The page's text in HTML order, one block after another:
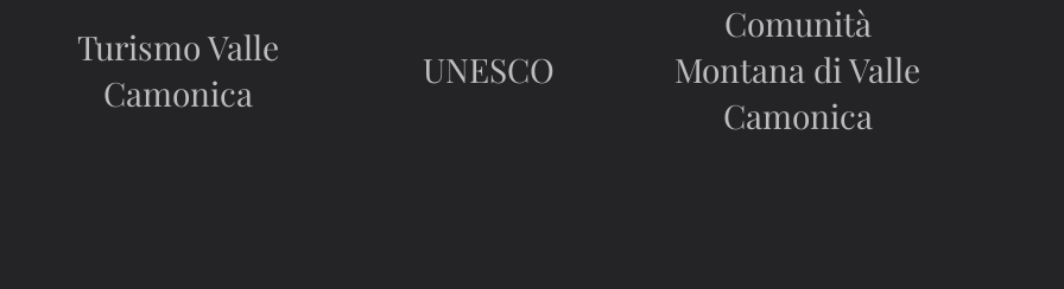
Turismo Valle
Camonica
UNESCO
Comunità
Montana di Valle
Camonica